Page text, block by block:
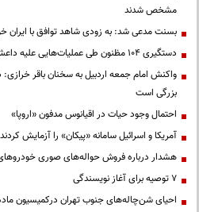
مشخص شدند
بسنت مدعی شد: به زودی شاهد توافق با ایران
دستگیری ۱۰۴ مظنون طی عملیات‌هایی علیه داعش در ترکیه
واکنش امام جمعه اردبیل به سخنان باقر
بزرگی است
احتمال وجود حیات در اقیانوس مدفون «اروپا»
آمریکا و اسرائیل سامانه «پیکان» را آزمایش کردند
هشدار درباره فروش حواله‌های صوری خودروهای
۷ توصیه برای آغاز نویسندگی
احیای شن‌چاله‌های جنوب تهران درکمیسیون ماده ۵نهایی